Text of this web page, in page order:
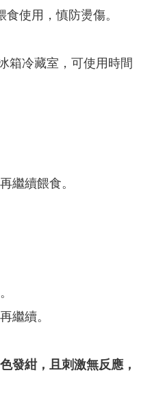
使用，慎防燙傷。
箱冷藏室，可使用時間
繼續餵食。
繼續。
發紺，且刺激無反應，